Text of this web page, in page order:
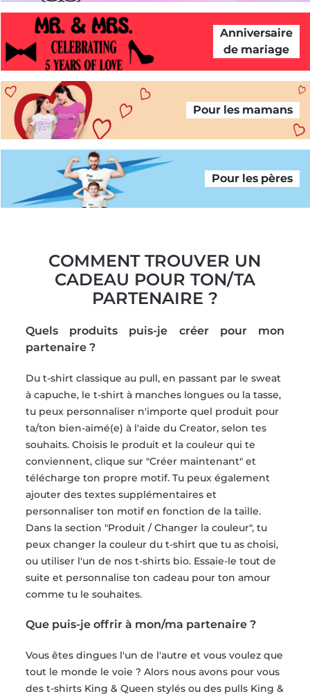
Pour les mamans
Anniversaire
de mariage
Pour les pères
COMMENT TROUVER UN
CADEAU POUR TON/TA
PARTENAIRE ?
Quels produits puis-je créer pour mon
partenaire ?
Du t-shirt classique au pull, en passant par le sweat
à capuche, le t-shirt à manches longues ou la tasse,
tu peux personnaliser n'importe quel produit pour
ta/ton bien-aimé(e) à l'aide du Creator, selon tes
souhaits. Choisis le produit et la couleur qui te
conviennent, clique sur "Créer maintenant" et
télécharge ton propre motif. Tu peux également
ajouter des textes supplémentaires et
personnaliser ton motif en fonction de la taille.
Dans la section "Produit / Changer la couleur", tu
peux changer la couleur du t-shirt que tu as choisi,
ou utiliser l'un de nos t-shirts bio. Essaie-le tout de
suite et personnalise ton cadeau pour ton amour
comme tu le souhaites.
Que puis-je offrir à mon/ma partenaire ?
Vous êtes dingues l'un de l'autre et vous voulez que
tout le monde le voie ? Alors nous avons pour vous
des t-shirts King & Queen stylés ou des pulls King &